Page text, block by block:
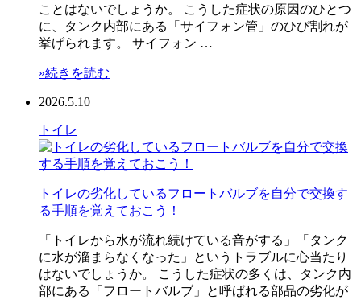
ことはないでしょうか。 こうした症状の原因のひとつ
に、タンク内部にある「サイフォン管」のひび割れが
挙げられます。 サイフォン …
»続きを読む
2026.5.10
トイレ
トイレの劣化しているフロートバルブを自分で交換す
る手順を覚えておこう！
「トイレから水が流れ続けている音がする」「タンク
に水が溜まらなくなった」というトラブルに心当たり
はないでしょうか。 こうした症状の多くは、タンク内
部にある「フロートバルブ」と呼ばれる部品の劣化が